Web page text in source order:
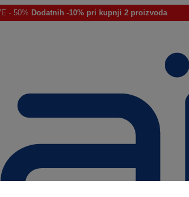
- 50% Dodatnih -10% pri kupnji 2 proizvoda